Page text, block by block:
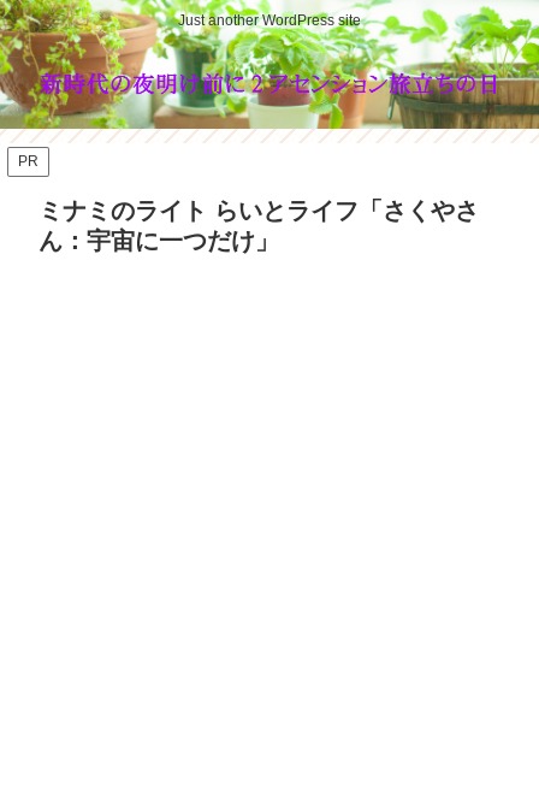
Just another WordPress site
PR
ミナミのライト らいとライフ「さくやさ
ん：宇宙に一つだけ」